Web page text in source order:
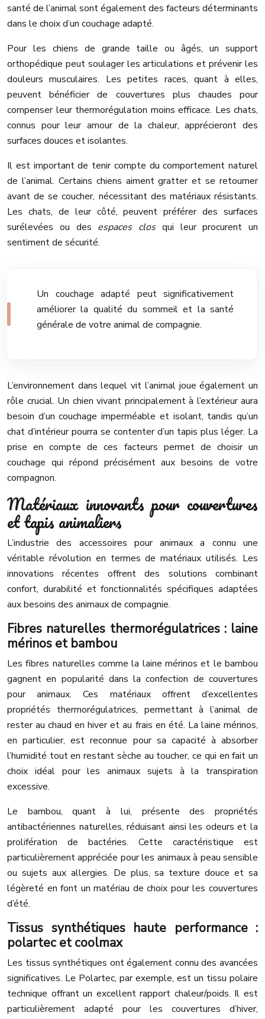
santé de l’animal sont également des facteurs déterminants
dans le choix d’un couchage adapté.
Pour les chiens de grande taille ou âgés, un support
orthopédique peut soulager les articulations et prévenir les
douleurs musculaires. Les petites races, quant à elles,
peuvent bénéficier de couvertures plus chaudes pour
compenser leur thermorégulation moins efficace. Les chats,
connus pour leur amour de la chaleur, apprécieront des
surfaces douces et isolantes.
Il est important de tenir compte du comportement naturel
de l’animal. Certains chiens aiment gratter et se retourner
avant de se coucher, nécessitant des matériaux résistants.
Les chats, de leur côté, peuvent préférer des surfaces
surélevées ou des espaces clos qui leur procurent un
sentiment de sécurité.
Un couchage adapté peut significativement
améliorer la qualité du sommeil et la santé
générale de votre animal de compagnie.
L’environnement dans lequel vit l’animal joue également un
rôle crucial. Un chien vivant principalement à l’extérieur aura
besoin d’un couchage imperméable et isolant, tandis qu’un
chat d’intérieur pourra se contenter d’un tapis plus léger. La
prise en compte de ces facteurs permet de choisir un
couchage qui répond précisément aux besoins de votre
compagnon.
Matériaux innovants pour couvertures
et tapis animaliers
L’industrie des accessoires pour animaux a connu une
véritable révolution en termes de matériaux utilisés. Les
innovations récentes offrent des solutions combinant
confort, durabilité et fonctionnalités spécifiques adaptées
aux besoins des animaux de compagnie.
Fibres naturelles thermorégulatrices : laine
mérinos et bambou
Les fibres naturelles comme la laine mérinos et le bambou
gagnent en popularité dans la confection de couvertures
pour animaux. Ces matériaux offrent d’excellentes
propriétés thermorégulatrices, permettant à l’animal de
rester au chaud en hiver et au frais en été. La laine mérinos,
en particulier, est reconnue pour sa capacité à absorber
l’humidité tout en restant sèche au toucher, ce qui en fait un
choix idéal pour les animaux sujets à la transpiration
excessive.
Le bambou, quant à lui, présente des propriétés
antibactériennes naturelles, réduisant ainsi les odeurs et la
prolifération de bactéries. Cette caractéristique est
particulièrement appréciée pour les animaux à peau sensible
ou sujets aux allergies. De plus, sa texture douce et sa
légèreté en font un matériau de choix pour les couvertures
d’été.
Tissus synthétiques haute performance :
polartec et coolmax
Les tissus synthétiques ont également connu des avancées
significatives. Le Polartec, par exemple, est un tissu polaire
technique offrant un excellent rapport chaleur/poids. Il est
particulièrement adapté pour les couvertures d’hiver,